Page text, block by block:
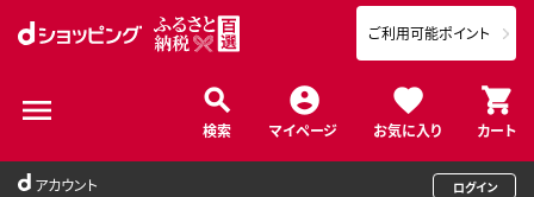
検索 マイページ お気に入り カート
ご利用可能ポイント
アカウント ログイン